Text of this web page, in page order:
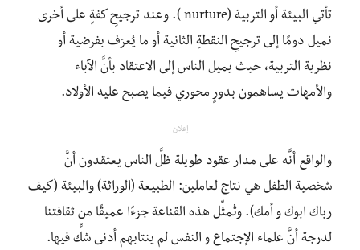
تأتي البيئة أو التربية (nurture ). وعند ترجيحِ كفةٍ على أخرى
نميل دومًا إلى ترجيحِ النقطةِ الثانية أو ما يُعرَف بفرضية أو
نظرية التربية، حيث يميل الناس إلى الاعتقاد بأنَّ الآباء
والأمهات يساهمون بدورٍ محوري فيما يصبح عليه الأولاد.
إعلان
والواقع أنَّه على مدار عقود طويلة ظلَّ الناس يعتقدون أنَّ
شخصية الطفل هي نتاج لعاملين: الطبيعة (الوراثة) والبيئة (كيف
رباك ابوك و أمك). وتُمثِّل هذه القناعة جزءًا عميقًا من ثقافتنا
لدرجة أنَّ علماء الإجتماع و النفس لم ينتابهم أدنى شكٍّ فيها.